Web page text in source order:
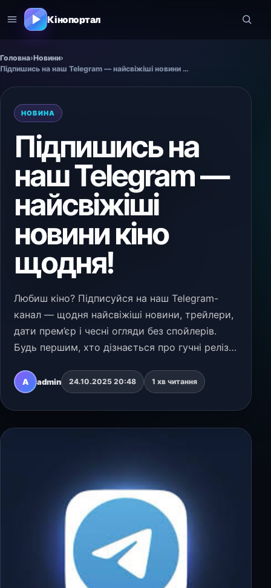
Кінопортал
Головна›Новини›
Підпишись на наш Telegram — найсвіжіші новини кіно щодня!
НОВИНА
Підпишись на
наш Telegram —
найсвіжіші
новини кіно
щодня!
Любиш кіно? Підписуйся на наш Telegram-
канал — щодня найсвіжіші новини, трейлери,
дати прем’єр і чесні огляди без спойлерів.
Будь першим, хто дізнається про гучні релізи,
зараз і дивись більше, знаючи більше!
https://t…
A admin 24.10.2025 20:48 1 хв читання